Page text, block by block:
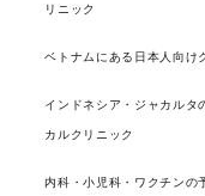
リニック
ベトナムにある日本人向け
インドネシア・ジャカルタ
カルクリニック
内科・小児科・ワクチンの